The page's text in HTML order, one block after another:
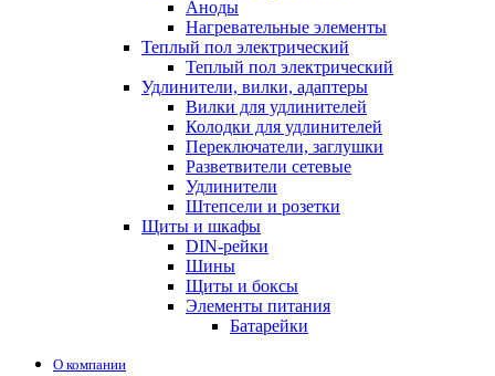
Аноды
Нагревательные элементы
Теплый пол электрический
Теплый пол электрический
Удлинители, вилки, адаптеры
Вилки для удлинителей
Колодки для удлинителей
Переключатели, заглушки
Разветвители сетевые
Удлинители
Штепсели и розетки
Щиты и шкафы
DIN-рейки
Шины
Щиты и боксы
Элементы питания
Батарейки
О компании